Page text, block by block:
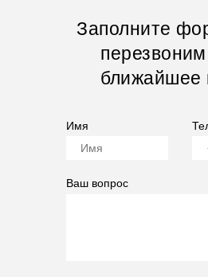
Заполните
ближайшее
Имя
Ваш вопрос